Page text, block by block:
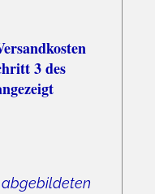
3 des
abgebildeten